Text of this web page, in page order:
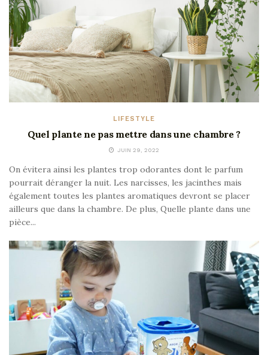
LIFESTYLE
Quel plante ne pas mettre dans une chambre ?
JUIN 29, 2022
On évitera ainsi les plantes trop odorantes dont le parfum
pourrait déranger la nuit. Les narcisses, les jacinthes mais
également toutes les plantes aromatiques devront se placer
ailleurs que dans la chambre. De plus, Quelle plante dans une
pièce...